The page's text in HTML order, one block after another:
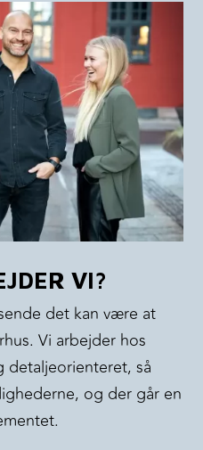
VI?
det kan være at
Vi arbejder hos
detaljeorienteret, så
og der går en